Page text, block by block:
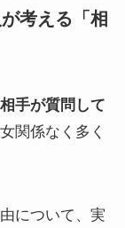
考える「相
相手が質問して
関係なく多く
について、実